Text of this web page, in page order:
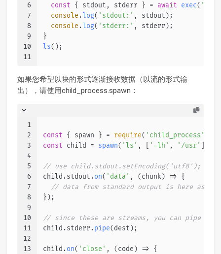
6
7
8
9
10
11
const { stdout, stderr } = await exec( 'ls'
console. log( 'stdout:' , stdout);
console. log( 'stderr:' , stderr);
}
ls();
如果您希望以块的形式逐渐接收数据（以流的形式输
出），请使用child_process.spawn：
1
2
3
4
5
6
7
8
9
10
11
12
13
const { spawn } = require( 'child_process'
const child = spawn( 'ls' , [ '-lh' , '/usr'
// use child.stdout.setEncoding('utf8'); if
child.stdout.on( 'data' , ( chunk) => {
// data from standard output is here as
});
// since these are streams, you can pipe them
child.stderr.pipe(dest);
child.on( 'close' , ( code ) => {